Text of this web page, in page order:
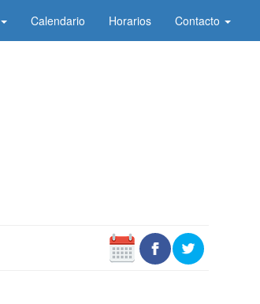
Calendario Horarios Contacto